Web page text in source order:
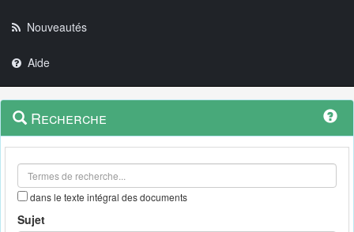
Nouveautés
Aide
Navigation
outils
Menu
contextuel
Recherche
dans le texte intégral des documents
Sujet